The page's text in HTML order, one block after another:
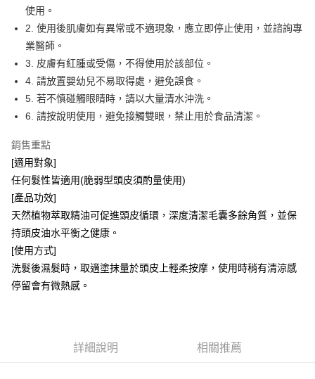
每筆NT$65，滿NT$1,500(含以上)免運費
付款後全家取貨
每筆NT$65，滿NT$1,500(含以上)免運費
7-11取貨付款
每筆NT$65，滿NT$1,500(含以上)免運費
每筆NT$65，滿NT$1,500(含以上)免運費
宅配
每筆NT$100，滿NT$1,500(含以上)免運費
付款後門市自取(需14天內取貨)
免運費
使用。
2. 使用後肌膚如有異常或不適現象，應立即停止使用，並諮詢專
業醫師。
3. 皮膚有紅腫或受傷，不得使用於該部位。
4. 請放置嬰幼兒不易取得處，避免誤食。
5. 若不慎碰觸眼睛時，請以大量清水沖洗。
6. 請按說明使用，避免接觸雙眼，禁止用於食品清潔。
銷售重點
[適用對象]
任何髮性皆適用(脆弱型頭皮須酌量使用)
[產品功效]
天然植物萃取精油可促進頭皮循環，深度清潔毛囊多餘角質，並保
持頭皮油水平衡之健康。
[使用方式]
洗髮後濕髮時，取適塗抹量於頭皮上輕柔按摩，使用時稍有清涼感
停留會有微熱感。
詳細說明 相關推薦